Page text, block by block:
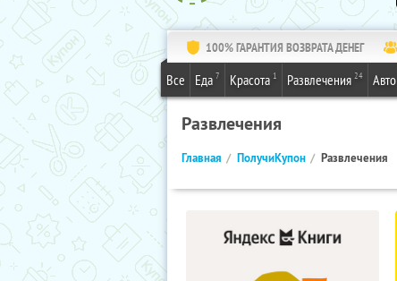
100% ГАРАНТИЯ ВОЗВРАТА ДЕНЕГ
Все Еда 7 Красота 1 Развлечения 24 Авто
Развлечения
Главная ПолучиКупон Развлечения